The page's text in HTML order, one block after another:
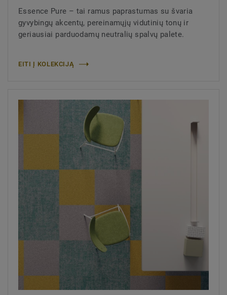
Essence Pure – tai ramus paprastumas su švaria
gyvybingų akcentų, pereinamųjų vidutinių tonų ir
geriausiai parduodamų neutralių spalvų palete.
EITI Į KOLEKCIJĄ